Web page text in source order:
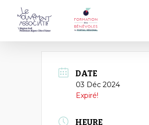
contenu
DATE
03 Déc 2024
Expiré!
HEURE